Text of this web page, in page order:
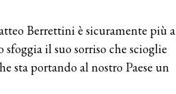
Berrettini è sicuramente più a
il suo sorriso che scioglie
sta portando al nostro Paese un